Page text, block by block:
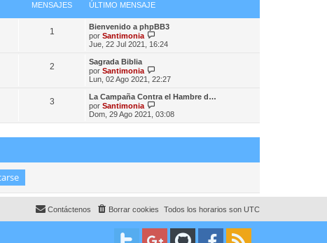
MENSAJES ÚLTIMO MENSAJE
1
Bienvenido a phpBB3
por Santimonia
e
t
i
o
m
e
Jue, 22 Jul 2021, 16:24
2
Sagrada Biblia
por Santimonia
e
ú
t
i
o
n
e
Lun, 02 Ago 2021, 22:27
3
La Campaña Contra el Hambre d…
por Santimonia
e
l
m
n
a
j
e
Dom, 29 Ago 2021, 03:08
Todos los horarios son UTC
Borrar cookies
Contáctenos